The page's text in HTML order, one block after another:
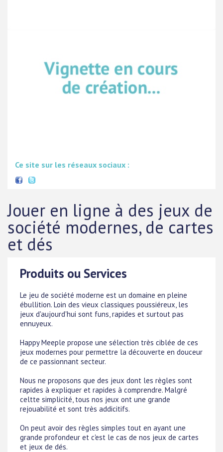
Ce site sur les réseaux sociaux :
Jouer en ligne à des jeux de
société modernes, de cartes
et dés
Produits ou Services
Le jeu de société moderne est un domaine en pleine
ébullition. Loin des vieux classiques poussiéreux, les
jeux d'aujourd'hui sont funs, rapides et surtout pas
ennuyeux.
Happy Meeple propose une sélection très ciblée de ces
jeux modernes pour permettre la découverte en douceur
de ce passionnant secteur.
Nous ne proposons que des jeux dont les règles sont
rapides à expliquer et rapides à comprendre. Malgré
celtte simplicité, tous nos jeux ont une grande
rejouabilité et sont très addicitifs.
On peut avoir des règles simples tout en ayant une
grande profondeur et c'est le cas de nos jeux de cartes
et jeux de dés.